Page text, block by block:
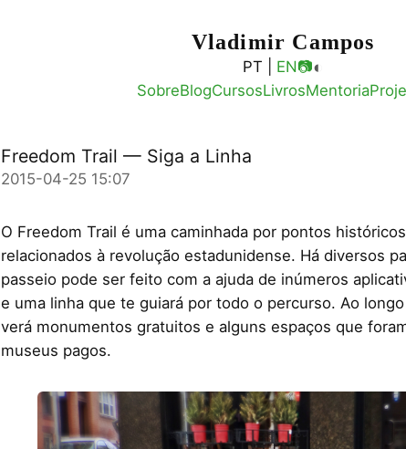
Vladimir Campos
PT | EN📷◐
SobreBlogCursosLivrosMentoria
Freedom Trail — Siga a Linha
2015-04-25 15:07
O Freedom Trail é uma caminhada por pontos
relacionados à revolução estadunidense. Há diversos
passeio pode ser feito com a ajuda de inúmeros
e uma linha que te guiará por todo o percurso. Ao
verá monumentos gratuitos e alguns espaços que
museus pagos.